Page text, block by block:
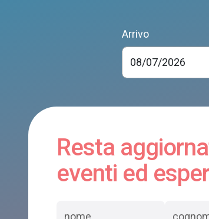
Arrivo
Resta
eventi ed